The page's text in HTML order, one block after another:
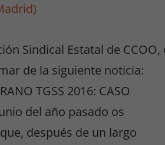
Sindical Estatal de CCOO,
de la siguiente noticia:
TGSS 2016: CASO
del año pasado os
después de un largo